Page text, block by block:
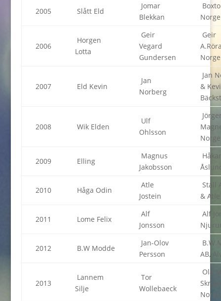
2005 Slått Eld
Jomar
Blekkan
Norge
2006
Horgen
Lotta
Geir
Vegard
Gundersen
Geir
Norge
2007 Eld Kevin
Jan
Norberg
Jan
&
2008 Wik Elden
Ulf
Ohlsson
Norge
2009 Elling
Magnus
Jakobsson
2010 Håga Odin
Atle
Jostein
Stall
&
2011 Lome Felix
Alf
Jonsson
Alf
2012 B.W Modde
Jan-Olov
Persson
AB,
2013
Lannem
Silje
Tor
Wollebaeck
Ola
Norge